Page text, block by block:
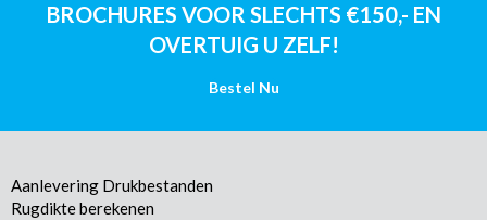
BROCHURES VOOR SLECHTS €150,- EN
OVERTUIG U ZELF!
Bestel Nu
Aanlevering Drukbestanden
Rugdikte berekenen